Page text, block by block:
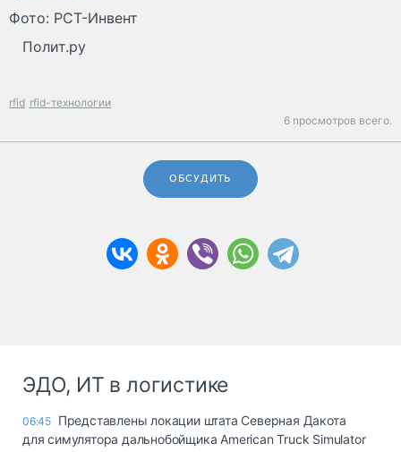
Фото: РСТ-Инвент
Полит.ру
rfid rfid-технологии
6 просмотров всего.
ОБСУДИТЬ
ЭДО, ИТ в логистике
06:45 Представлены локации штата Северная Дакота
для симулятора дальнобойщика American Truck Simulator